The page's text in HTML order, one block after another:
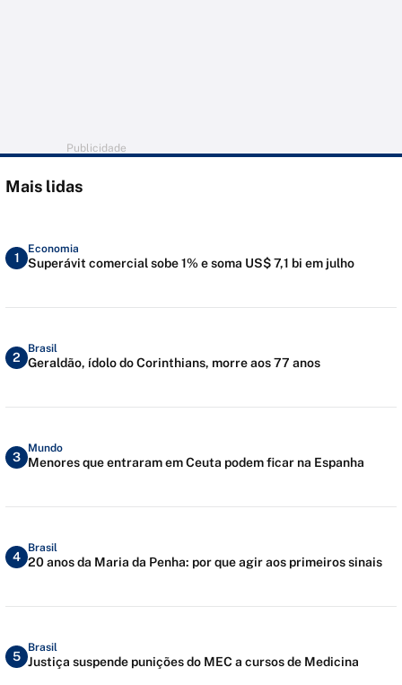
Publicidade
Mais lidas
1
Economia
Superávit comercial sobe 1% e soma US$ 7,1 bi em julho
2
Brasil
Geraldão, ídolo do Corinthians, morre aos 77 anos
3
Mundo
Menores que entraram em Ceuta podem ficar na Espanha
4
Brasil
20 anos da Maria da Penha: por que agir aos primeiros sinais
5
Brasil
Justiça suspende punições do MEC a cursos de Medicina